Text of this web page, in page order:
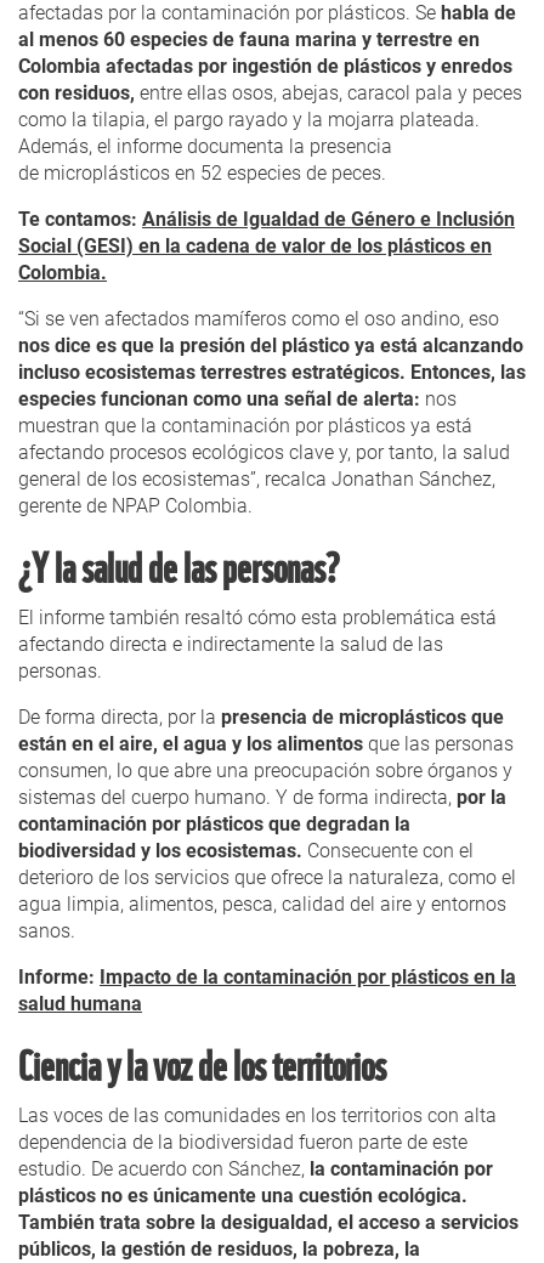
afectadas por la contaminación por plásticos. Se habla de
al menos 60 especies de fauna marina y terrestre en
Colombia afectadas por ingestión de plásticos y enredos
con residuos, entre ellas osos, abejas, caracol pala y peces
como la tilapia, el pargo rayado y la mojarra plateada.
Además, el informe documenta la presencia
de microplásticos en 52 especies de peces.
Te contamos: Análisis de Igualdad de Género e Inclusión
Social (GESI) en la cadena de valor de los plásticos en
Colombia.
“Si se ven afectados mamíferos como el oso andino, eso
nos dice es que la presión del plástico ya está alcanzando
incluso ecosistemas terrestres estratégicos. Entonces, las
especies funcionan como una señal de alerta: nos
muestran que la contaminación por plásticos ya está
afectando procesos ecológicos clave y, por tanto, la salud
general de los ecosistemas”, recalca Jonathan Sánchez,
gerente de NPAP Colombia.
¿Y la salud de las personas?
El informe también resaltó cómo esta problemática está
afectando directa e indirectamente la salud de las
personas.
De forma directa, por la presencia de microplásticos que
están en el aire, el agua y los alimentos que las personas
consumen, lo que abre una preocupación sobre órganos y
sistemas del cuerpo humano. Y de forma indirecta, por la
contaminación por plásticos que degradan la
biodiversidad y los ecosistemas. Consecuente con el
deterioro de los servicios que ofrece la naturaleza, como el
agua limpia, alimentos, pesca, calidad del aire y entornos
sanos.
Informe: Impacto de la contaminación por plásticos en la
salud humana
Ciencia y la voz de los territorios
Las voces de las comunidades en los territorios con alta
dependencia de la biodiversidad fueron parte de este
estudio. De acuerdo con Sánchez, la contaminación por
plásticos no es únicamente una cuestión ecológica.
También trata sobre la desigualdad, el acceso a servicios
públicos, la gestión de residuos, la pobreza, la